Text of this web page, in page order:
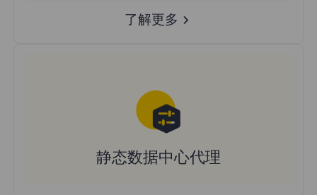
了解更多
静态数据中心代理